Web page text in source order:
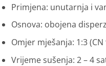
Primjena: unutarnja i
Osnova: obojena
Omjer mješanja: 1:3
Vrijeme sušenja: 2 – 4